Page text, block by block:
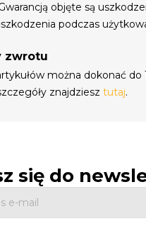
objęte są
podczas
zwrotu
można dokonać
znajdziesztutaj.
się do